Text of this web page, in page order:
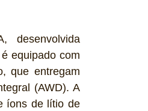
desenvolvida
equipado com
que entregam
(AWD). A
íons de lítio de